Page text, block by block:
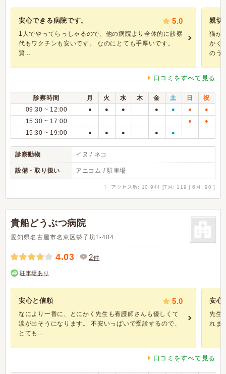
安心できる病院です。 5.0
1人でやってらっしゃるので、他の病院より全体的に診察
代もワクチンも安いです。 なのにとても手厚いです。
質...
親切
猫が
かく
のう
口コミをすべて見る
診察時間 月 火 水 木 金 土 日
祝
09:30 ~ 12:00
● ● ● ● ● ● ●
15:30 ~ 17:00 ● ●
15:30 ~ 19:00 ● ● ● ● ●
診察動物 イヌ / ネコ
設備・取り扱い アニコム / 駐車場
↑ アクセス数: 10,944 [7月: 119 | 6月: 90 ]
貴船どうぶつ病院
愛知県名古屋市名東区勢子坊1-404
4.03 2件
駐車場あり
安心と信頼 5.0
なにより一番に、とにかく先生も看護師さんも優しくて
涙が出そうになります。 不安いっぱいで受診するので、
とても...
安心
先生
れま
口コミをすべて見る